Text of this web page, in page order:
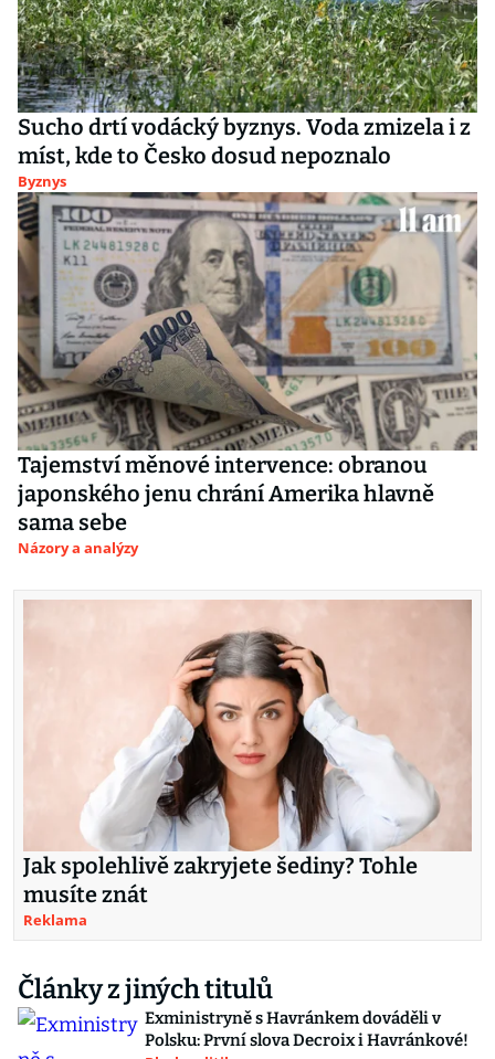
Sucho drtí vodácký byznys. Voda zmizela i z
míst, kde to Česko dosud nepoznalo
Byznys
Tajemství měnové intervence: obranou
japonského jenu chrání Amerika hlavně
sama sebe
Názory a analýzy
Jak spolehlivě zakryjete šediny? Tohle
musíte znát
Reklama
Články z jiných titulů
Exministryně s Havránkem dováděli v
Polsku: První slova Decroix i Havránkové!